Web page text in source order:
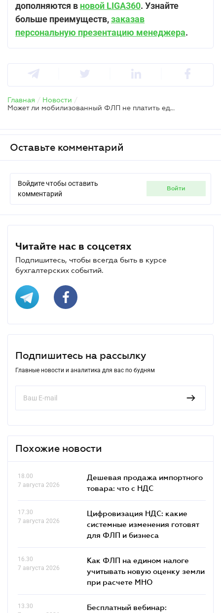
дополняются в новой LIGA360. Узнайте
больше преимуществ,заказав
персональную презентацию менеджера.
Главная / Новости /
Может ли мобилизованный ФЛП не платить единый налог – ГНС
Оставьте комментарий
Войдите чтобы оставить
комментарий
войти
Читайте нас в соцсетях
Подпишитесь, чтобы всегда быть в курсе
бухгалтерских событий.
Подпишитесь на рассылку
Главные новости и аналитика для вас по будням
Похожие новости
18.00
7 августа 2026
Дешевая продажа импортного
товара: что c НДС
17.30
7 августа 2026
Цифровизация НДС: какие
системные изменения готовят
для ФЛП и бизнеса
16.30
7 августа 2026
Как ФЛП на едином налоге
учитывать новую оценку земли
при расчете МНО
13.30
Бесплатный вебинар: